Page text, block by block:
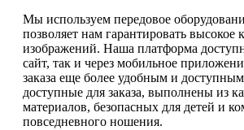
Мы используем передовое
позволяет нам гарантировать высокое
изображений. Наша платформа
сайт, так и через мобильное
заказа еще более удобным и
доступные для заказа, выполнены из
материалов, безопасных для детей и
повседневного ношения.